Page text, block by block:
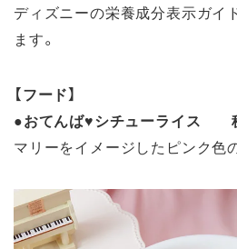
ディズニーの栄養成分表示ガイ
ます。
【フード】
●おてんば♥シチューライス
マリーをイメージしたピンク色